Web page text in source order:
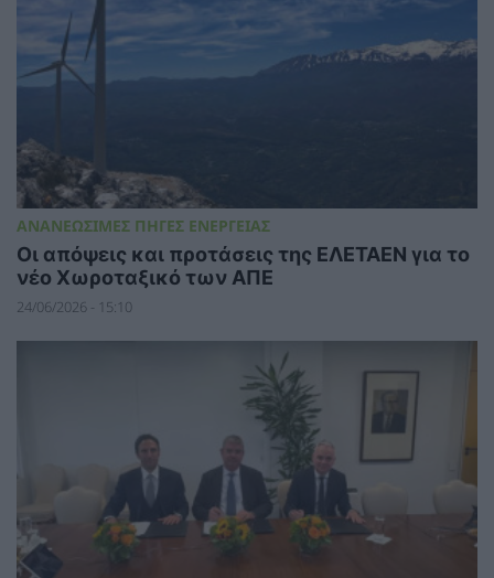
ΑΝΑΝΕΩΣΙΜΕΣ ΠΗΓΕΣ ΕΝΕΡΓΕΙΑΣ
Οι απόψεις και προτάσεις της ΕΛΕΤΑΕΝ για το
νέο Χωροταξικό των ΑΠΕ
24/06/2026 - 15:10